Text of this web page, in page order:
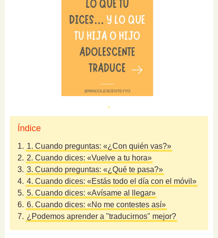
Índice
1. 1. Cuando preguntas: «¿Con quién vas?»
2. 2. Cuando dices: «Vuelve a tu hora»
3. 3. Cuando preguntas: «¿Qué te pasa?»
4. 4. Cuando dices: «Estás todo el día con el móvil»
5. 5. Cuando dices: «Avísame al llegar»
6. 6. Cuando dices: «No me contestes así»
7. ¿Podemos aprender a "traducirnos" mejor?